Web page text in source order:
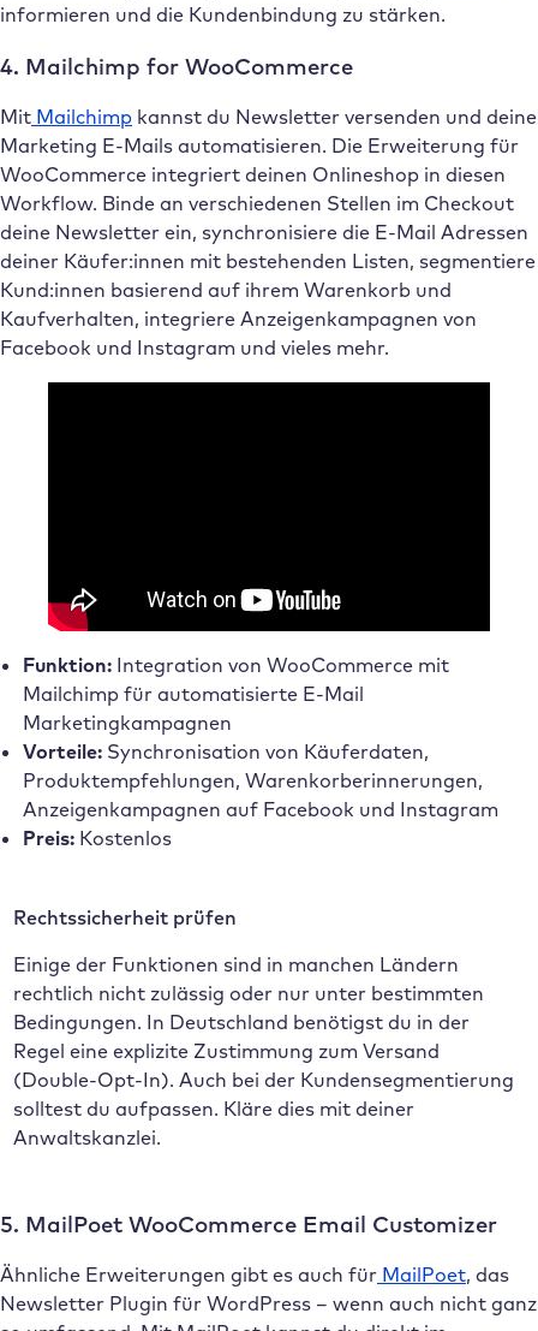
informieren und die Kundenbindung zu stärken.
4. Mailchimp for WooCommerce
Mit Mailchimp kannst du Newsletter versenden und deine
Marketing E-Mails automatisieren. Die Erweiterung für
WooCommerce integriert deinen Onlineshop in diesen
Workflow. Binde an verschiedenen Stellen im Checkout
deine Newsletter ein, synchronisiere die E-Mail Adressen
deiner Käufer:innen mit bestehenden Listen, segmentiere
Kund:innen basierend auf ihrem Warenkorb und
Kaufverhalten, integriere Anzeigenkampagnen von
Facebook und Instagram und vieles mehr.
Funktion: Integration von WooCommerce mit
Mailchimp für automatisierte E-Mail
Marketingkampagnen
Vorteile:Synchronisation von Käuferdaten,
Produktempfehlungen, Warenkorberinnerungen,
Anzeigenkampagnen auf Facebook und Instagram
Preis:Kostenlos
Rechtssicherheit prüfen
Einige der Funktionen sind in manchen Ländern
rechtlich nicht zulässig oder nur unter bestimmten
Bedingungen. In Deutschland benötigst du in der
Regel eine explizite Zustimmung zum Versand
(Double-Opt-In). Auch bei der Kundensegmentierung
solltest du aufpassen. Kläre dies mit deiner
Anwaltskanzlei.
5. MailPoet WooCommerce Email Customizer
Ähnliche Erweiterungen gibt es auch für MailPoet, das
Newsletter Plugin für WordPress – wenn auch nicht ganz